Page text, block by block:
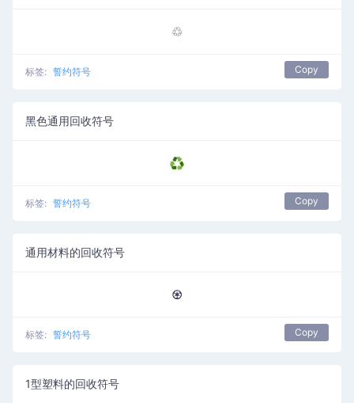
♲
标签: 誓约符号 Copy
黑色通用回收符号
♻
标签: 誓约符号 Copy
通用材料的回收符号
♼
标签: 誓约符号 Copy
1型塑料的回收符号